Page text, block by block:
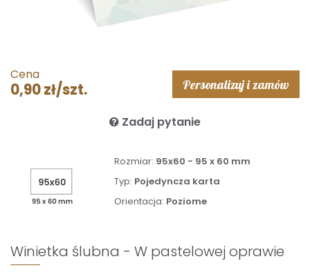
Cena
0,90 zł/szt. Personalizuj i zamów
Zadaj pytanie
Rozmiar: 95x60 - 95 x 60 mm
Typ: Pojedyncza karta
Orientacja: Poziome
Winietka ślubna - W pastelowej oprawie